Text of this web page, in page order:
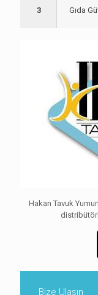
3 Gıda
Hakan Tavuk
Bize Ulaşın